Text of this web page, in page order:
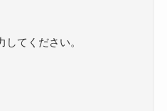
してください。